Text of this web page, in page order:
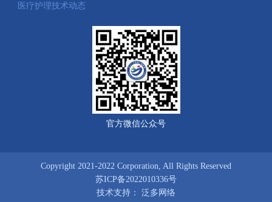
医疗护理技术动态
官方微信公众号
Copyright 2021-2022 Corporation, All Rights Reserved
苏ICP备2022010336号
技术支持：
泛多网络